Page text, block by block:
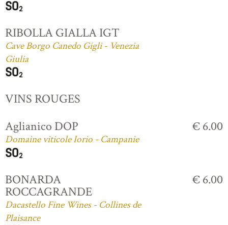
RIBOLLA GIALLA IGT
Cave Borgo Canedo Gigli - Venezia
Giulia
VINS ROUGES
Aglianico DOP
Domaine viticole Iorio - Campanie
€ 6.00
BONARDA
ROCCAGRANDE
Dacastello Fine Wines - Collines de
Plaisance
€ 6.00